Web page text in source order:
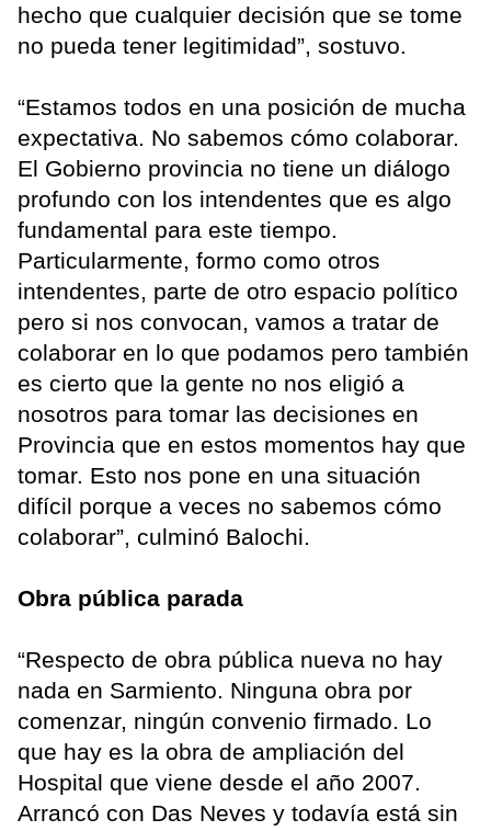
hecho que cualquier decisión que se tome
no pueda tener legitimidad”, sostuvo.
“Estamos todos en una posición de mucha
expectativa. No sabemos cómo colaborar.
El Gobierno provincia no tiene un diálogo
profundo con los intendentes que es algo
fundamental para este tiempo.
Particularmente, formo como otros
intendentes, parte de otro espacio político
pero si nos convocan, vamos a tratar de
colaborar en lo que podamos pero también
es cierto que la gente no nos eligió a
nosotros para tomar las decisiones en
Provincia que en estos momentos hay que
tomar. Esto nos pone en una situación
difícil porque a veces no sabemos cómo
colaborar”, culminó Balochi.
Obra pública parada
“Respecto de obra pública nueva no hay
nada en Sarmiento. Ninguna obra por
comenzar, ningún convenio firmado. Lo
que hay es la obra de ampliación del
Hospital que viene desde el año 2007.
Arrancó con Das Neves y todavía está sin